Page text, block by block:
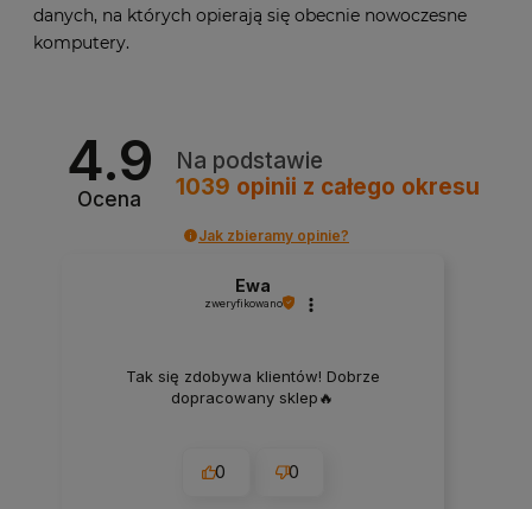
danych, na których opierają się obecnie nowoczesne
komputery.
4.9
Ocena
Na podstawie
1039 opinii z całego okresu
Jak zbieramy opinie?
Ewa
zweryfikowano
Tak się zdobywa klientów! Dobrze
dopracowany sklep🔥
0 0